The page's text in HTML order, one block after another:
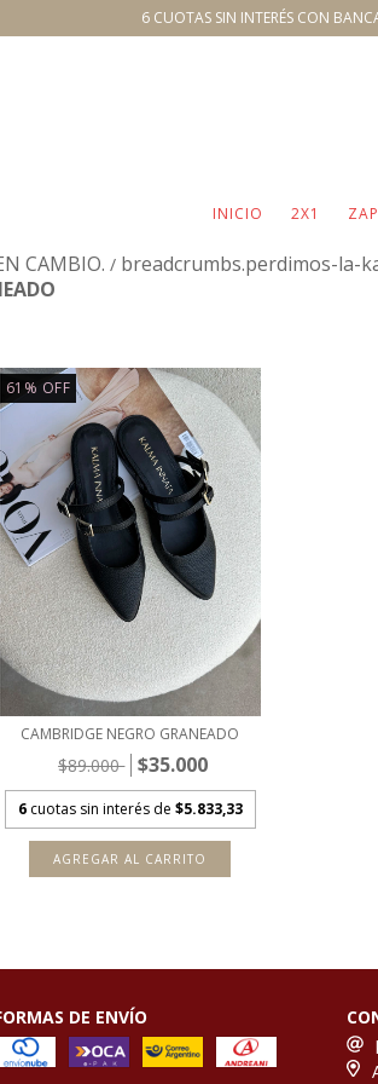
6 CUOTAS SIN INTERÉS CON
INICIO 2X1
CAMBIO. / breadcrumbs.perdimos-la-
61 % OFF
CAMBRIDGE NEGRO GRANEADO
$89.000 $35.000
6 cuotas sin interés de $5.833,33
AGREGAR AL CARRITO
DE ENVÍO